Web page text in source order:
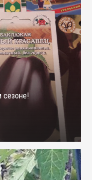
сезоне!